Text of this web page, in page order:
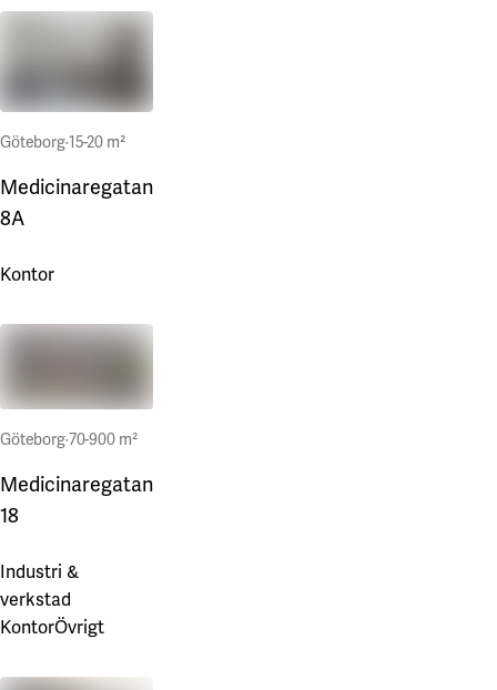
Göteborg·15-20 m²
Medicinaregatan
8A
Kontor
Göteborg·70-900 m²
Medicinaregatan
18
Industri &
verkstad
KontorÖvrigt